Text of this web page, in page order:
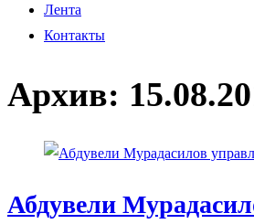
Лента
Контакты
Архив:
Абдувели